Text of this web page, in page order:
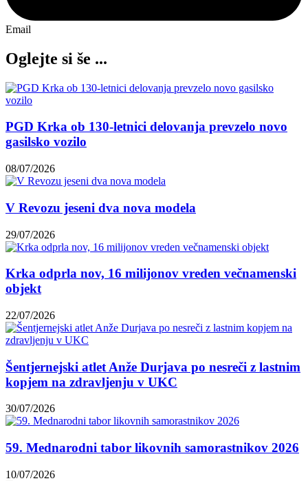
Email
Oglejte si še ...
PGD Krka ob 130-letnici delovanja prevzelo novo
gasilsko vozilo
08/07/2026
V Revozu jeseni dva nova modela
29/07/2026
Krka odprla nov, 16 milijonov vreden večnamenski
objekt
22/07/2026
Šentjernejski atlet Anže Durjava po nesreči z lastnim
kopjem na zdravljenju v UKC
30/07/2026
59. Mednarodni tabor likovnih samorastnikov 2026
10/07/2026